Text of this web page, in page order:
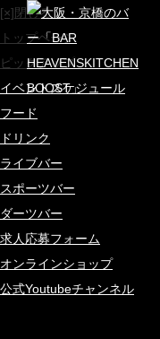
[×]閉じる
トップページ
ピックアップ
イベントスケジュール
フード
ドリンク
ライブバー
スポーツバー
ダーツバー
求人応募フォーム
オンラインショップ
公式Youtubeチャンネル